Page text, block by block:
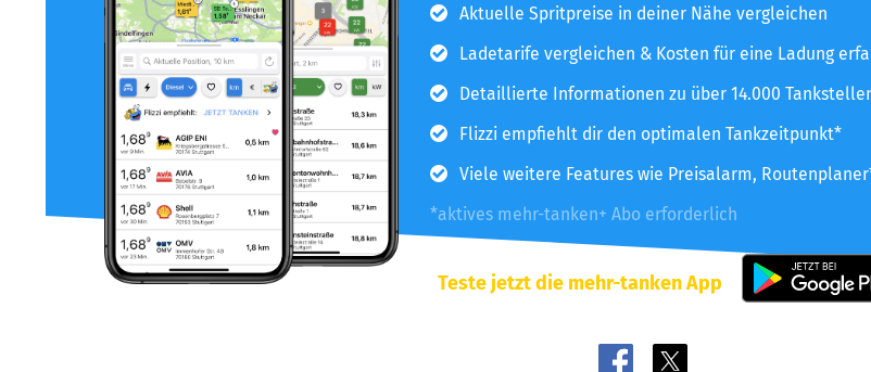
Aktuelle Spritpreise in deiner Nähe vergleichen
Ladetarife vergleichen & Kosten für eine Ladung
Detaillierte Informationen zu über 14.000
Flizzi empfiehlt dir den optimalen Tankzeitpunkt*
Viele weitere Features wie Preisalarm,
*aktives mehr-tanken+ Abo erforderlich
Teste jetzt die mehr-tanken App